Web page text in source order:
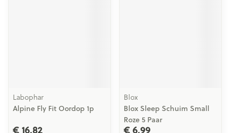
Labophar
Alpine Fly Fit Oordop 1p
€ 16,82
Blox
Blox Sleep Schuim Small
Roze 5 Paar
€ 6,99